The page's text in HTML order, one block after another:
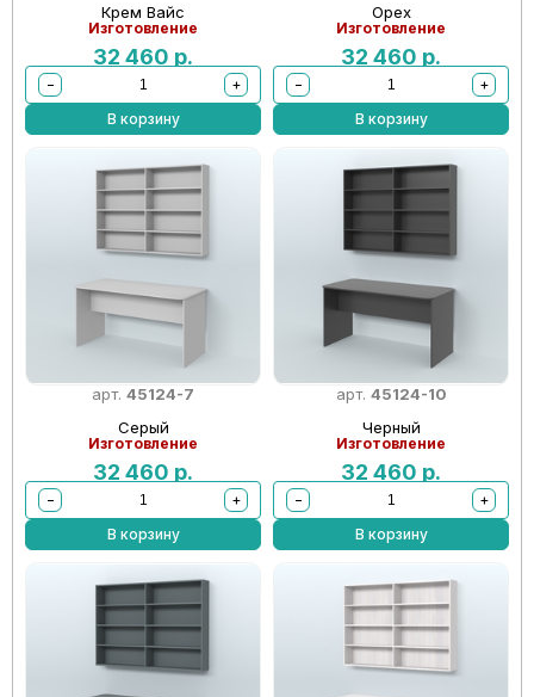
Крем Вайс
Изготовление
32 460 р.
−
+
В корзину
Орех
Изготовление
32 460 р.
−
+
В корзину
арт. 45124-7
Серый
Изготовление
32 460 р.
−
+
В корзину
арт. 45124-10
Черный
Изготовление
32 460 р.
−
+
В корзину